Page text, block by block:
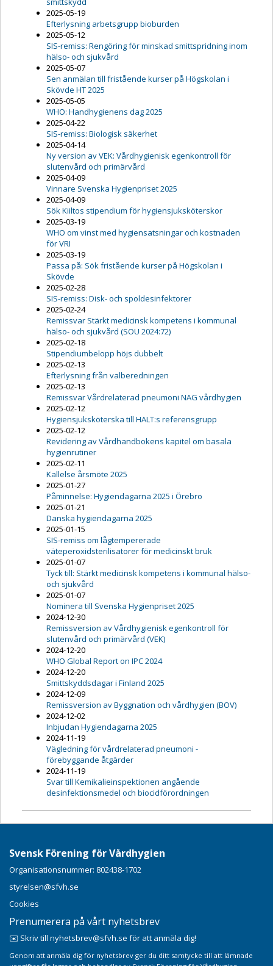
2025-05-19
Efterlysning arbetsgrupp bioburden
2025-05-12
SIS-remiss: Rengöring för minskad smittspridning inom
hälso- och sjukvård
2025-05-07
Sen anmälan till fristående kurser på Högskolan i
Skövde HT 2025
2025-05-05
WHO: Handhygienens dag 2025
2025-04-22
SIS-remiss: Biologisk säkerhet
2025-04-14
Ny version av VEK: Vårdhygienisk egenkontroll för
slutenvård och primärvård
2025-04-09
Vinnare Svenska Hygienpriset 2025
2025-04-09
Sök Kiiltos stipendium för hygiensjuksköterskor
2025-03-19
WHO om vinst med hygiensatsningar och kostnaden
för VRI
2025-03-19
Passa på: Sök fristående kurser på Högskolan i
Skövde
2025-02-28
SIS-remiss: Disk- och spoldesinfektorer
2025-02-24
Remissvar Stärkt medicinsk kompetens i kommunal
hälso- och sjukvård (SOU 2024:72)
2025-02-18
Stipendiumbelopp höjs dubbelt
2025-02-13
Efterlysning från valberedningen
2025-02-13
Remissvar Vårdrelaterad pneumoni NAG vårdhygien
2025-02-12
Hygiensjuksköterska till HALT:s referensgrupp
2025-02-12
Revidering av Vårdhandbokens kapitel om basala
hygienrutiner
2025-02-11
Kallelse årsmöte 2025
2025-01-27
Påminnelse: Hygiendagarna 2025 i Örebro
2025-01-21
Danska hygiendagarna 2025
2025-01-15
SIS-remiss om lågtempererade
väteperoxidsterilisatorer för medicinskt bruk
2025-01-07
Tyck till: Stärkt medicinsk kompetens i kommunal hälso-
och sjukvård
2025-01-07
Nominera till Svenska Hygienpriset 2025
2024-12-30
Remissversion av Vårdhygienisk egenkontroll för
slutenvård och primärvård (VEK)
2024-12-20
WHO Global Report on IPC 2024
2024-12-20
Smittskyddsdagar i Finland 2025
2024-12-09
Remissversion av Byggnation och vårdhygien (BOV)
2024-12-02
Inbjudan Hygiendagarna 2025
2024-11-19
Vägledning för vårdrelaterad pneumoni -
förebyggande åtgärder
2024-11-19
Svar till Kemikalieinspektionen angående
desinfektionsmedel och biocidförordningen
Svensk Förening för Vårdhygien
Organisationsnummer: 802438-1702
styrelsen@sfvh.se
Cookies
Prenumerera på vårt nyhetsbrev
✉️ Skriv till nyhetsbrev@sfvh.se för att anmäla dig!
Genom att anmäla dig för nyhetsbrev ger du ditt samtycke till att lämnade